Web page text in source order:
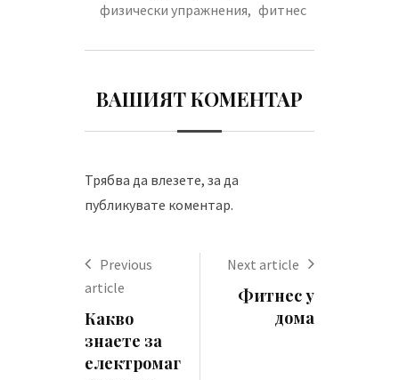
физически упражнения, фитнес
ВАШИЯТ КОМЕНТАР
Трябва да влезете, за да
публикувате коментар.
Previous
article
Какво
знаете за
електромаг
Next article
Фитнес у
дома